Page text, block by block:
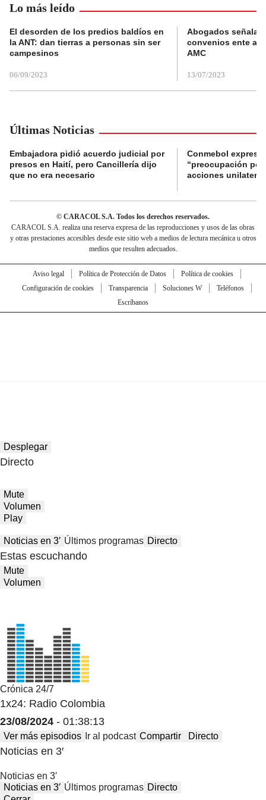
Lo más leído
El desorden de los predios baldíos en
la ANT: dan tierras a personas sin ser
campesinos
06/09/2023
Abogados
convenios ente
AMC
13/07/2023
Últimas Noticias
Embajadora pidió acuerdo judicial por
presos en Haití, pero Cancillería dijo
que no era necesario
Conmebol expresó
“preocupación
acciones
© CARACOL S.A. Todos los derechos reservados.
CARACOL S.A. realiza una reserva expresa de las reproducciones y usos de las obras
y otras prestaciones accesibles desde este sitio web a medios de lectura mecánica u otros
medios que resulten adecuados.
Aviso legal Política de Protección de Datos
Política de cookies
Configuración de cookies
Transparencia Soluciones W
Teléfonos
Escríbanos
Desplegar
Directo
Mute
Volumen
Play
Noticias en 3′ Últimos programas Directo
Estas escuchando
Mute
Volumen
Crónica 24/7
1x24: Radio Colombia
23/08/2024 - 01:38:13
Ver más episodios Ir al podcast Compartir Directo
Noticias en 3′
Noticias en 3′
Noticias en 3′ Últimos programas Directo